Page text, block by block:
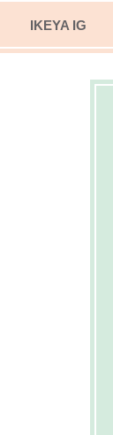
IKEYA IG